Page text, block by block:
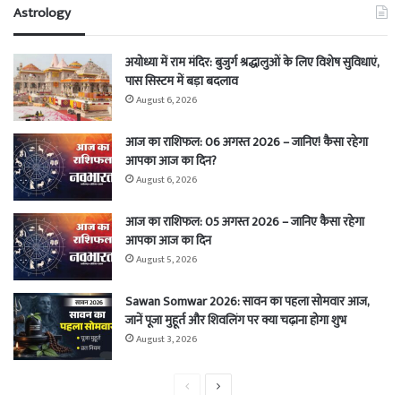
Astrology
अयोध्या में राम मंदिर: बुजुर्ग श्रद्धालुओं के लिए विशेष सुविधाएं,
पास सिस्टम में बड़ा बदलाव
August 6, 2026
आज का राशिफल: 06 अगस्त 2026 – जानिए! कैसा रहेगा
आपका आज का दिन?
August 6, 2026
आज का राशिफल: 05 अगस्त 2026 – जानिए कैसा रहेगा
आपका आज का दिन
August 5, 2026
Sawan Somwar 2026: सावन का पहला सोमवार आज,
जानें पूजा मुहूर्त और शिवलिंग पर क्या चढ़ाना होगा शुभ
August 3, 2026
PreviousNext